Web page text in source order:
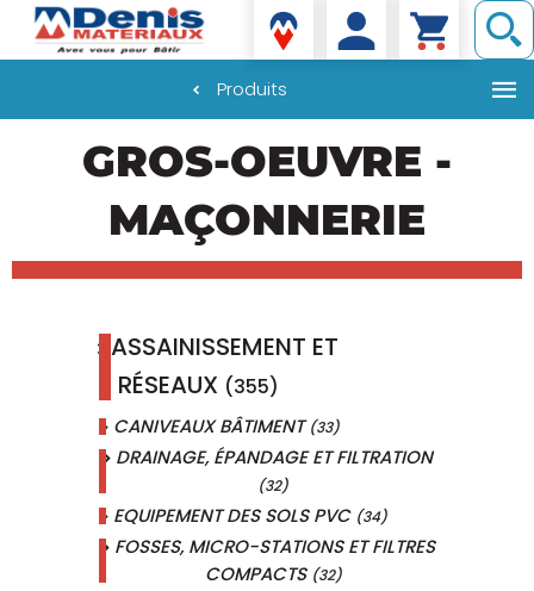
Denis matériaux
Produits
GROS-OEUVRE -
MAÇONNERIE
ASSAINISSEMENT ET
RÉSEAUX (355)
CANIVEAUX BÂTIMENT(33)
DRAINAGE, ÉPANDAGE ET FILTRATION
(32)
EQUIPEMENT DES SOLS PVC (34)
FOSSES, MICRO-STATIONS ET FILTRES
COMPACTS (32)